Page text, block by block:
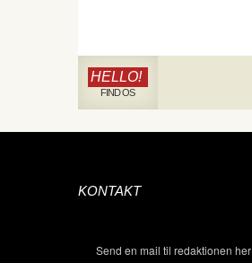
HELLO!
FIND OS
KONTAKT
Send en mail til redaktionen her